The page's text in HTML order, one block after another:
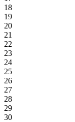
18
19
20
21
22
23
24
25
26
27
28
29
30